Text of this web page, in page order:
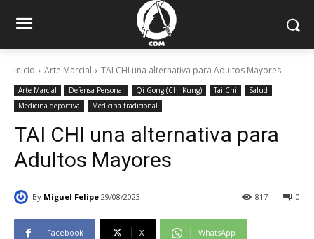
Inicio Arte Marcial TAI CHI una alternativa para Adultos Mayores
Arte Marcial Defensa Personal Qi Gong (Chi Kung) Tai Chi
Salud
Medicina deportiva
Medicina tradicional
TAI CHI una alternativa para
Adultos Mayores
By Miguel Felipe 29/08/2023 0
817
Facebook X WhatsApp